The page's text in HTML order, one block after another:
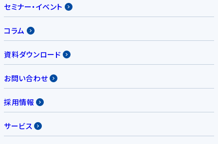
セミナー・イベント
コラム
資料ダウンロード
お問い合わせ
採用情報
サービス